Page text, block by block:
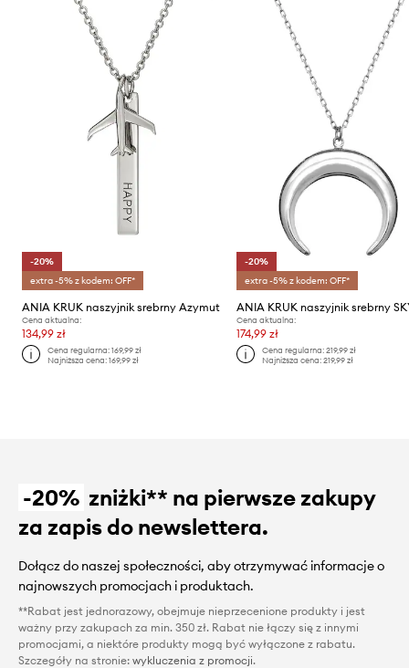
-20%
extra -5% z kodem: OFF*
ANIA KRUK naszyjnik srebrny Azymut
Cena aktualna:
134,99 zł
Cena regularna:169,99 zł
Najniższa cena:169,99 zł
-20%
extra -5% z kodem: OFF*
ANIA KRUK naszyjnik srebrny
Cena aktualna:
174,99 zł
Cena regularna: 219,99 zł
Najniższa cena: 219,99 zł
-20% zniżki** na pierwsze zakupy
za zapis do newslettera.
Dołącz do naszej społeczności, aby otrzymywać informacje o
najnowszych promocjach i produktach.
**Rabat jest jednorazowy, obejmuje nieprzecenione produkty i jest
ważny przy zakupach za min. 350 zł. Rabat nie łączy się z innymi
promocjami, a niektóre produkty mogą być wyłączone z rabatu.
Szczegóły na stronie: wykluczenia z promocji.